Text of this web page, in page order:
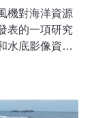
機對海洋資源
表的一項研究
水底影像資料
讀者共享。台
工時所面對的